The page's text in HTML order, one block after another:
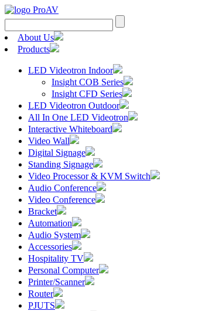
Search
for:
About Us
Products
LED Videotron Indoor
Insight COB Series
Insight CFD Series
LED Videotron Outdoor
All In One LED Videotron
Interactive Whiteboard
Video Wall
Digital Signage
Standing Signage
Video Processor & KVM Switch
Audio Conference
Video Conference
Bracket
Automation
Audio System
Accessories
Hospitality TV
Personal Computer
Printer/Scanner
Router
PJUTS